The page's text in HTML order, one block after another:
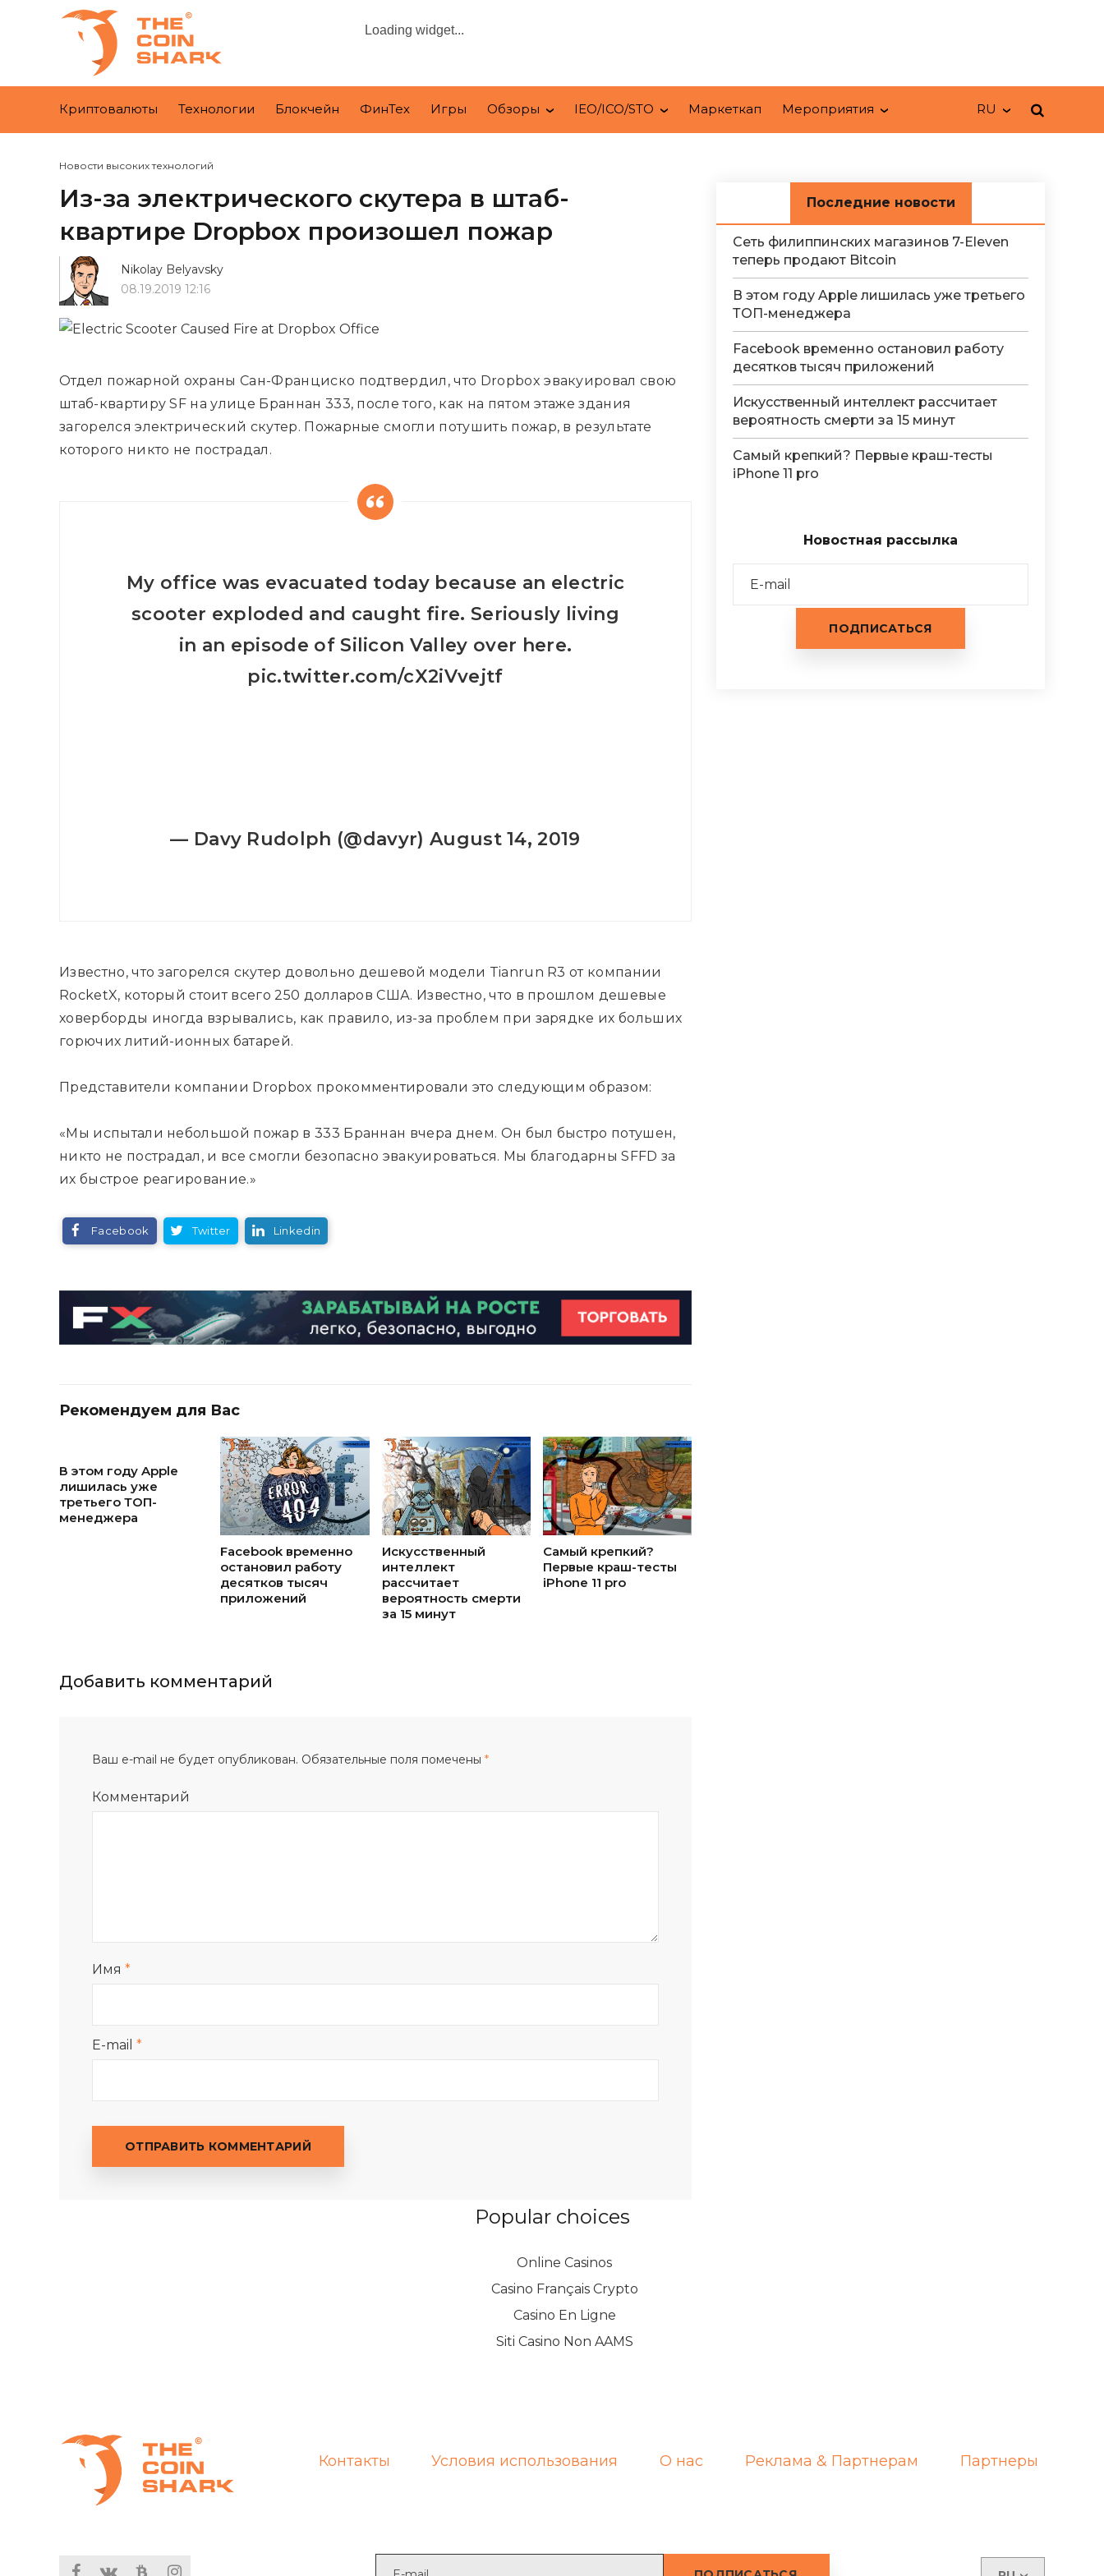
Loading widget...
Криптовалюты Технологии Блокчейн ФинТех Игры Обзоры IEO/ICO/STO Маркеткап Мероприятия RU
Новости высоких технологий
Из-за электрического скутера в штаб-
квартире Dropbox произошел пожар
Nikolay Belyavsky
08.19.2019 12:16
Отдел пожарной охраны Сан-Франциско подтвердил, что Dropbox эвакуировал свою
штаб-квартиру SF на улице Браннан 333, после того, как на пятом этаже здания
загорелся электрический скутер. Пожарные смогли потушить пожар, в результате
которого никто не пострадал.
My office was evacuated today because an electric
scooter exploded and caught fire. Seriously living
in an episode of Silicon Valley over here.
pic.twitter.com/cX2iVvejtf
— Davy Rudolph (@davyr) August 14, 2019
Известно, что загорелся скутер довольно дешевой модели Tianrun R3 от компании
RocketX, который стоит всего 250 долларов США. Известно, что в прошлом дешевые
ховерборды иногда взрывались, как правило, из-за проблем при зарядке их больших
горючих литий-ионных батарей.
Представители компании Dropbox прокомментировали это следующим образом:
«Мы испытали небольшой пожар в 333 Браннан вчера днем. Он был быстро потушен,
никто не пострадал, и все смогли безопасно эвакуироваться. Мы благодарны SFFD за
их быстрое реагирование.»
Facebook Twitter Linkedin
Рекомендуем для Вас
В этом году Apple
лишилась уже
третьего ТОП-
менеджера
Facebook временно
остановил работу
десятков тысяч
приложений
Искусственный
интеллект
рассчитает
вероятность смерти
за 15 минут
Самый крепкий?
Первые краш-тесты
iPhone 11 pro
Добавить комментарий
Ваш e-mail не будет опубликован. Обязательные поля помечены *
Комментарий
Имя *
E-mail *
Последние новости
Сеть филиппинских магазинов 7-Eleven
теперь продают Bitcoin
В этом году Apple лишилась уже третьего
ТОП-менеджера
Facebook временно остановил работу
десятков тысяч приложений
Искусственный интеллект рассчитает
вероятность смерти за 15 минут
Самый крепкий? Первые краш-тесты
iPhone 11 pro
Новостная рассылка
Popular choices
Online Casinos
Casino Français Crypto
Casino En Ligne
Siti Casino Non AAMS
Контакты Условия использования О нас Реклама & Партнерам Партнеры